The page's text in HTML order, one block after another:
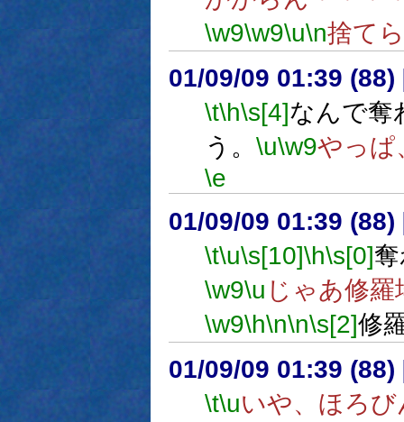
\w9\w9\u\n捨て
01/09/09 01:39 (88)
\t\h\s[4]なんで奪
う。 \u\w9やっぱ
\e
01/09/09 01:39 (88)
\t\u\s[10]\h\s[0]
\w9\u じゃあ修
\w9\h\n\n\s[2]修
01/09/09 01:39 (88)
\t\uいや、ほろ